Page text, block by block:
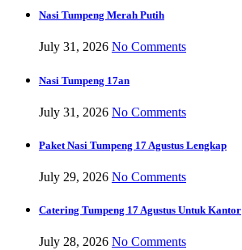
Nasi Tumpeng Merah Putih
July 31, 2026 No Comments
Nasi Tumpeng 17an
July 31, 2026 No Comments
Paket Nasi Tumpeng 17 Agustus Lengkap
July 29, 2026 No Comments
Catering Tumpeng 17 Agustus Untuk Kantor
July 28, 2026 No Comments